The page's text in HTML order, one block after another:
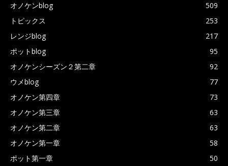
オノケンblog
509
トピックス
253
レンジblog
217
ポットblog
95
オノケンシーズン２第二章
92
ウメblog
77
オノケン第四章
73
オノケン第三章
63
オノケン第二章
63
オノケン第一章
58
ポット第一章
50